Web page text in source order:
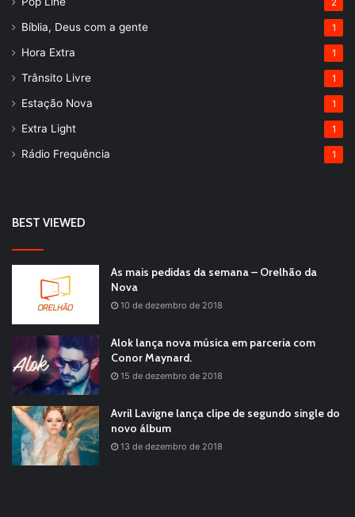
2
Bíblia, Deus com a gente 1
Hora Extra 1
Trânsito Livre 1
Estação Nova 1
Extra Light 1
Rádio Frequência 1
BEST VIEWED
As mais pedidas da semana – Orelhão da
Nova
10 de dezembro de 2018
Alok lança nova música em parceria com
Conor Maynard.
15 de dezembro de 2018
Avril Lavigne lança clipe de segundo single do
novo álbum
13 de dezembro de 2018